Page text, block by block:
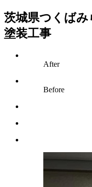
茨城県つくばみ
塗装工事
After
Before